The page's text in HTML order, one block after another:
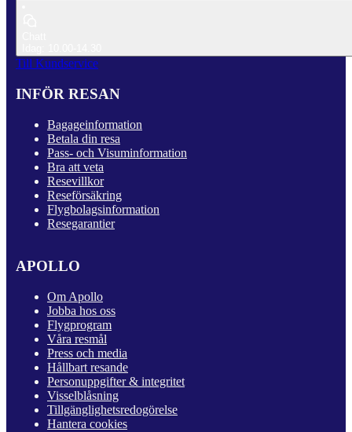
Till Kundservice
INFÖR RESAN
Bagageinformation
Betala din resa
Pass- och Visuminformation
Bra att veta
Resevillkor
Reseförsäkring
Flygbolagsinformation
Resegarantier
APOLLO
Om Apollo
Jobba hos oss
Flygprogram
Våra resmål
Press och media
Hållbart resande
Personuppgifter & integritet
Visselblåsning
Tillgänglighetsredogörelse
Hantera cookies